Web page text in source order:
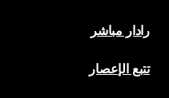
رادار مباشر
تتبع الإعصار